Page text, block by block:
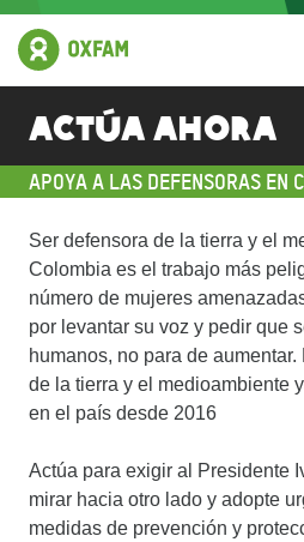
Actúa ahora
APOYA A LAS DEFENSORAS EN
Ser defensora de la tierra y el
Colombia es el trabajo más
número de mujeres
por levantar su voz y pedir que
humanos, no para de
de la tierra y el medioambiente
en el país desde 2016
Actúa para exigir al Presidente
mirar hacia otro lado y adopte
medidas de prevención y